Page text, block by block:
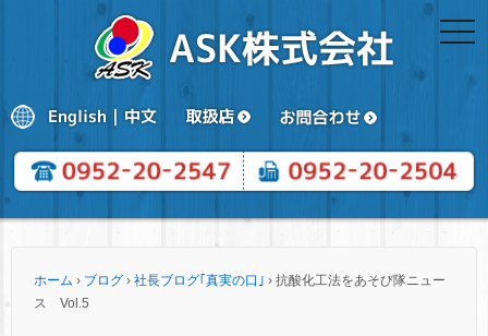
ホーム › ブログ › 社長ブログ｢真実の口｣ › 抗酸化工法をあそび隊ニュー
ス Vol.5